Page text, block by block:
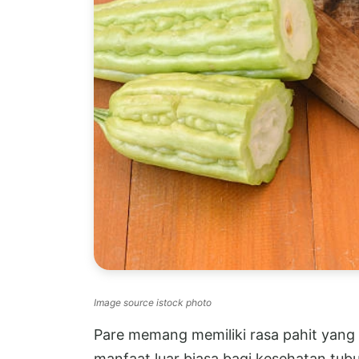
Image source istock photo
Pare memang memiliki rasa pahit